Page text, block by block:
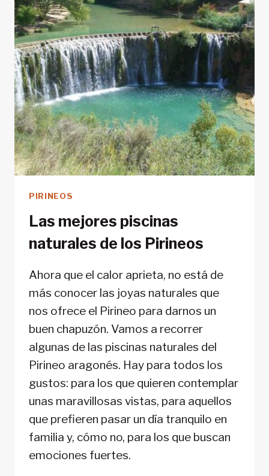
PIRINEOS
Las mejores piscinas
naturales de los Pirineos
Ahora que el calor aprieta, no está de
más conocer las joyas naturales que
nos ofrece el Pirineo para darnos un
buen chapuzón. Vamos a recorrer
algunas de las piscinas naturales del
Pirineo aragonés. Hay para todos los
gustos: para los que quieren contemplar
unas maravillosas vistas, para aquellos
que prefieren pasar un día tranquilo en
familia y, cómo no, para los que buscan
emociones fuertes.